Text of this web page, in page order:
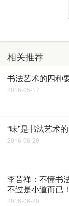
相关推荐
书法艺术的四种
2016-05-17
“味”是书法艺术
2016-06-20
李苦禅：不懂书
不过是小道而已！
2016-06-20